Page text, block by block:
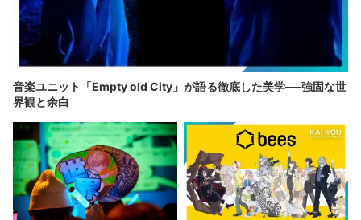
音楽ユニット「Empty old City」が語る徹底した美学──強固な世
界観と余白